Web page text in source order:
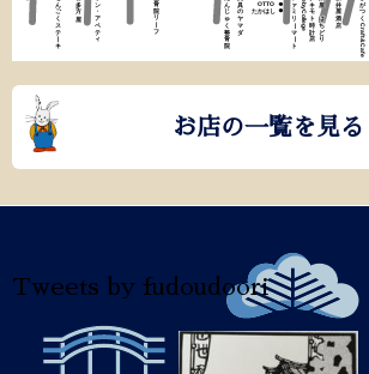
お店の一覧を見る
Tweets by fudoudoori